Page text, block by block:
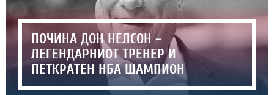
ПОЧИНА ДОН НЕЛСОН –
ЛЕГЕНДАРНИОТ ТРЕНЕР И
ПЕТКРАТЕН НБА ШАМПИОН